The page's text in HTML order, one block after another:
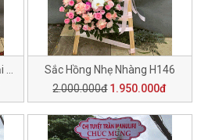
Sắc Hồng Nhẹ Nhàng H146
2.000.000đ 1.950.000đ